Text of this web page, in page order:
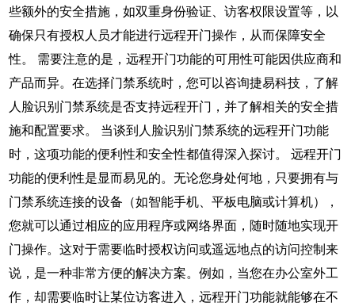
些额外的安全措施，如双重身份验证、访客权限设置等，以
确保只有授权人员才能进行远程开门操作，从而保障安全
性。 需要注意的是，远程开门功能的可用性可能因供应商和
产品而异。在选择门禁系统时，您可以咨询捷易科技，了解
人脸识别门禁系统是否支持远程开门，并了解相关的安全措
施和配置要求。 当谈到人脸识别门禁系统的远程开门功能
时，这项功能的便利性和安全性都值得深入探讨。 远程开门
功能的便利性是显而易见的。无论您身处何地，只要拥有与
门禁系统连接的设备（如智能手机、平板电脑或计算机），
您就可以通过相应的应用程序或网络界面，随时随地实现开
门操作。这对于需要临时授权访问或遥远地点的访问控制来
说，是一种非常方便的解决方案。例如，当您在办公室外工
作，却需要临时让某位访客进入，远程开门功能就能够在不